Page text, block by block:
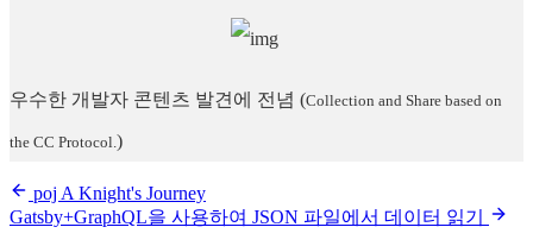
우수한 개발자 콘텐츠 발견에 전념 (Collection and Share based on
the CC Protocol.)
poj A Knight's Journey
Gatsby+GraphQL을 사용하여 JSON 파일에서 데이터 읽기